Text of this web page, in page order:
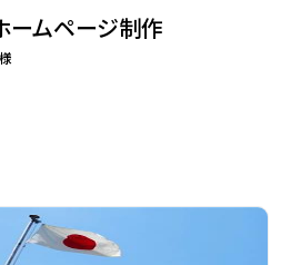
ームページ制作